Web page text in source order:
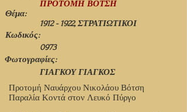
Προτομή Ναυάρχου Νικολάου Βότση
Παραλία Κοντά στον Λευκό Πύργο
ΠΡΟΤΟΜΗ ΒΟΤΣΗ
Θέμα:
1912 - 1922, ΣΤΡΑΤΙΩΤΙΚΟΙ
Φωτογραφίες:
ΓΙΑΓΚΟΥ ΓΙΑΓΚΟΣ
Κωδικός:
0973